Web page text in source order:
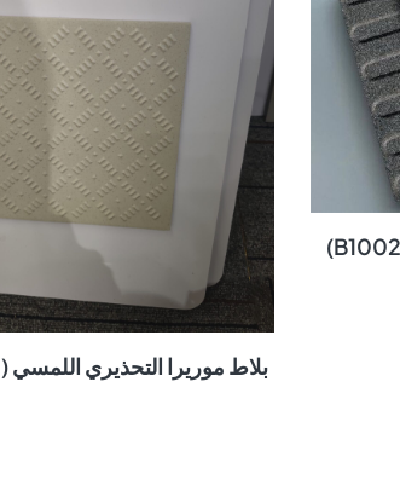
بلاط موريرا التحذيري اللمسي (N0001)